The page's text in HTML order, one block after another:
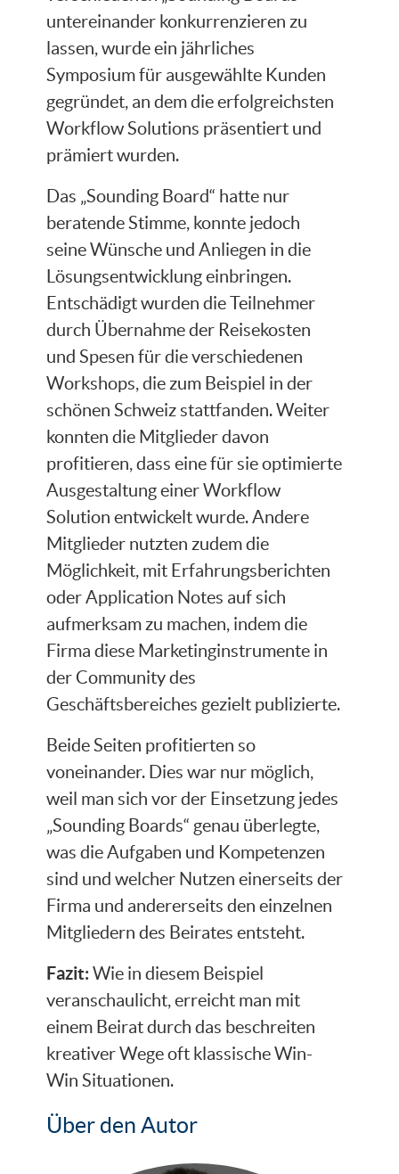
untereinander konkurrenzieren zu
lassen, wurde ein jährliches
Symposium für ausgewählte Kunden
gegründet, an dem die erfolgreichsten
Workflow Solutions präsentiert und
prämiert wurden.
Das „Sounding Board“ hatte nur
beratende Stimme, konnte jedoch
seine Wünsche und Anliegen in die
Lösungsentwicklung einbringen.
Entschädigt wurden die Teilnehmer
durch Übernahme der Reisekosten
und Spesen für die verschiedenen
Workshops, die zum Beispiel in der
schönen Schweiz stattfanden. Weiter
konnten die Mitglieder davon
profitieren, dass eine für sie optimierte
Ausgestaltung einer Workflow
Solution entwickelt wurde. Andere
Mitglieder nutzten zudem die
Möglichkeit, mit Erfahrungsberichten
oder Application Notes auf sich
aufmerksam zu machen, indem die
Firma diese Marketinginstrumente in
der Community des
Geschäftsbereiches gezielt publizierte.
Beide Seiten profitierten so
voneinander. Dies war nur möglich,
weil man sich vor der Einsetzung jedes
„Sounding Boards“ genau überlegte,
was die Aufgaben und Kompetenzen
sind und welcher Nutzen einerseits der
Firma und andererseits den einzelnen
Mitgliedern des Beirates entsteht.
Fazit: Wie in diesem Beispiel
veranschaulicht, erreicht man mit
einem Beirat durch das beschreiten
kreativer Wege oft klassische Win-
Win Situationen.
Über den Autor